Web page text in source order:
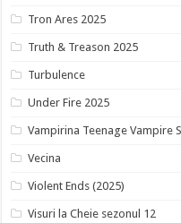
Tron Ares 2025
Truth & Treason 2025
Turbulence
Under Fire 2025
Vampirina Teenage Vampire
Vecina
Violent Ends (2025)
Visuri la Cheie sezonul 12